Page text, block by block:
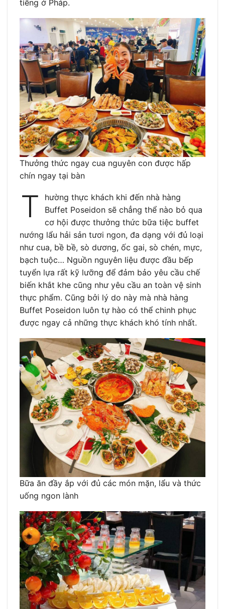
tiếng ở Pháp.
Thưởng thức ngay cua nguyên con được hấp
chín ngay tại bàn
T
hường thực khách khi đến nhà hàng
Buffet Poseidon sẽ chẳng thể nào bỏ qua
cơ hội được thưởng thức bữa tiệc buffet
nướng lẩu hải sản tươi ngon, đa dạng với đủ loại
như cua, bề bề, sò dương, ốc gai, sò chén, mực,
bạch tuộc… Nguồn nguyên liệu được đầu bếp
tuyển lựa rất kỹ lưỡng để đảm bảo yêu cầu chế
biến khắt khe cũng như yêu cầu an toàn vệ sinh
thực phẩm. Cũng bởi lý do này mà nhà hàng
Buffet Poseidon luôn tự hào có thể chinh phục
được ngay cả những thực khách khó tính nhất.
Bữa ăn đầy ắp với đủ các món mặn, lẩu và thức
uống ngon lành